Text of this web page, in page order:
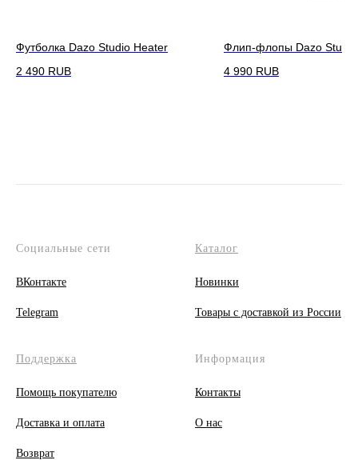
Футболка Dazo Studio Heater
2 490 RUB
Флип-флопы Dazo
4 990 RUB
Социальные сети
ВКонтакте
Telegram
Каталог
Новинки
Товары с доставкой из России
Поддержка
Помощь покупателю
Доставка и оплата
Возврат
Информация
Контакты
О нас